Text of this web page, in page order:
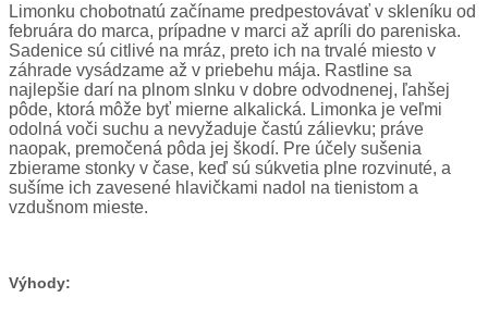
Limonku chobotnatú začíname predpestovávať v skleníku od
februára do marca, prípadne v marci až apríli do pareniska.
Sadenice sú citlivé na mráz, preto ich na trvalé miesto v
záhrade vysádzame až v priebehu mája. Rastline sa
najlepšie darí na plnom slnku v dobre odvodnenej, ľahšej
pôde, ktorá môže byť mierne alkalická. Limonka je veľmi
odolná voči suchu a nevyžaduje častú zálievku; práve
naopak, premočená pôda jej škodí. Pre účely sušenia
zbierame stonky v čase, keď sú súkvetia plne rozvinuté, a
sušíme ich zavesené hlavičkami nadol na tienistom a
vzdušnom mieste.
Výhody: